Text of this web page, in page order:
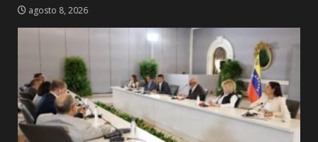
agosto 8, 2026